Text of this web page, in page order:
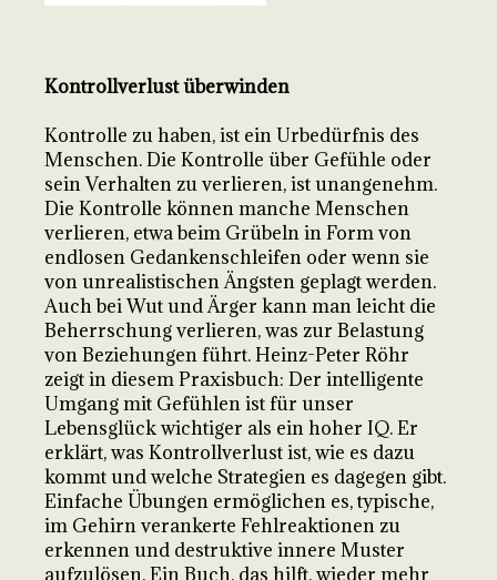
Kontrollverlust überwinden
Kontrolle zu haben, ist ein Urbedürfnis des
Menschen. Die Kontrolle über Gefühle oder
sein Verhalten zu verlieren, ist unangenehm.
Die Kontrolle können manche Menschen
verlieren, etwa beim Grübeln in Form von
endlosen Gedankenschleifen oder wenn sie
von unrealistischen Ängsten geplagt werden.
Auch bei Wut und Ärger kann man leicht die
Beherrschung verlieren, was zur Belastung
von Beziehungen führt. Heinz-Peter Röhr
zeigt in diesem Praxisbuch: Der intelligente
Umgang mit Gefühlen ist für unser
Lebensglück wichtiger als ein hoher IQ. Er
erklärt, was Kontrollverlust ist, wie es dazu
kommt und welche Strategien es dagegen gibt.
Einfache Übungen ermöglichen es, typische,
im Gehirn verankerte Fehlreaktionen zu
erkennen und destruktive innere Muster
aufzulösen. Ein Buch, das hilft, wieder mehr